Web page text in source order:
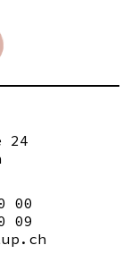
24
00
09